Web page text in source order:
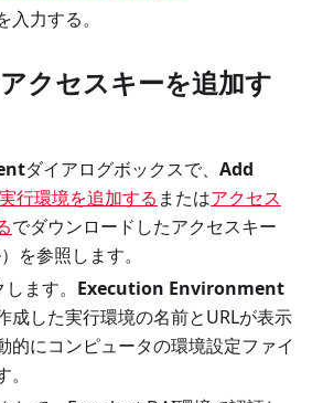
入力する。
クセスキーを追加す
ダイアログボックスで、 Add
実行環境を追加する またはアクセス
でダウンロードしたアクセスキー
を参照します。
ます。 Execution Environment
成した実行環境の名前とURLが表示
的にコンピュータの環境設定ファイ